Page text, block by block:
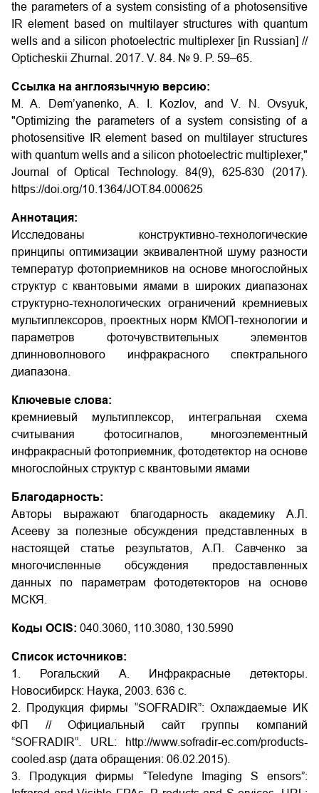
the parameters of a system consisting of a photosensitive
IR element based on multilayer structures with quantum
wells and a silicon photoelectric multiplexer [in Russian] //
Opticheskii Zhurnal. 2017. V. 84. № 9. P. 59–65.
Ссылка на англоязычную версию:
M. A. Dem’yanenko, A. I. Kozlov, and V. N. Ovsyuk,
"Optimizing the parameters of a system consisting of a
photosensitive IR element based on multilayer structures
with quantum wells and a silicon photoelectric multiplexer,"
Journal of Optical Technology. 84(9), 625-630 (2017).
https://doi.org/10.1364/JOT.84.000625
Аннотация:
Исследованы конструктивно-технологические
принципы оптимизации эквивалентной шуму разности
температур фотоприемников на основе многослойных
структур с квантовыми ямами в широких диапазонах
структурно-технологических ограничений кремниевых
мультиплексоров, проектных норм КМОП-технологии и
параметров фоточувствительных элементов
длинноволнового инфракрасного спектрального
диапазона.
Ключевые слова:
кремниевый мультиплексор, интегральная схема
считывания фотосигналов, многоэлементный
инфракрасный фотоприемник, фотодетектор на основе
многослойных структур с квантовыми ямами
Благодарность:
Авторы выражают благодарность академику А.Л.
Асееву за полезные обсуждения представленных в
настоящей статье результатов, А.П. Савченко за
многочисленные обсуждения предоставленных
данных по параметрам фотодетекторов на основе
МСКЯ.
Коды OCIS: 040.3060, 110.3080, 130.5990
Список источников:
1. Рогальский А. Инфракрасные детекторы.
Новосибирск: Наука, 2003. 636 с.
2. Продукция фирмы “SOFRADIR”: Охлаждаемые ИК
ФП // Официальный сайт группы компаний
“SOFRADIR”. URL: http://www.sofradir-ec.com/products-
cooled.asp (дата обращения: 06.02.2015).
3. Продукция фирмы “Teledyne Imaging S ensors”: